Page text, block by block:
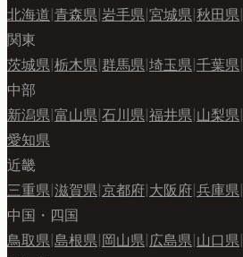
北海道 青森県 岩手県 宮城県 秋田県
関東
茨城県 栃木県 群馬県 埼玉県 千葉県
中部
新潟県 富山県 石川県 福井県 山梨県
愛知県
近畿
三重県 滋賀県 京都府 大阪府 兵庫県
中国・四国
鳥取県 島根県 岡山県 広島県 山口県